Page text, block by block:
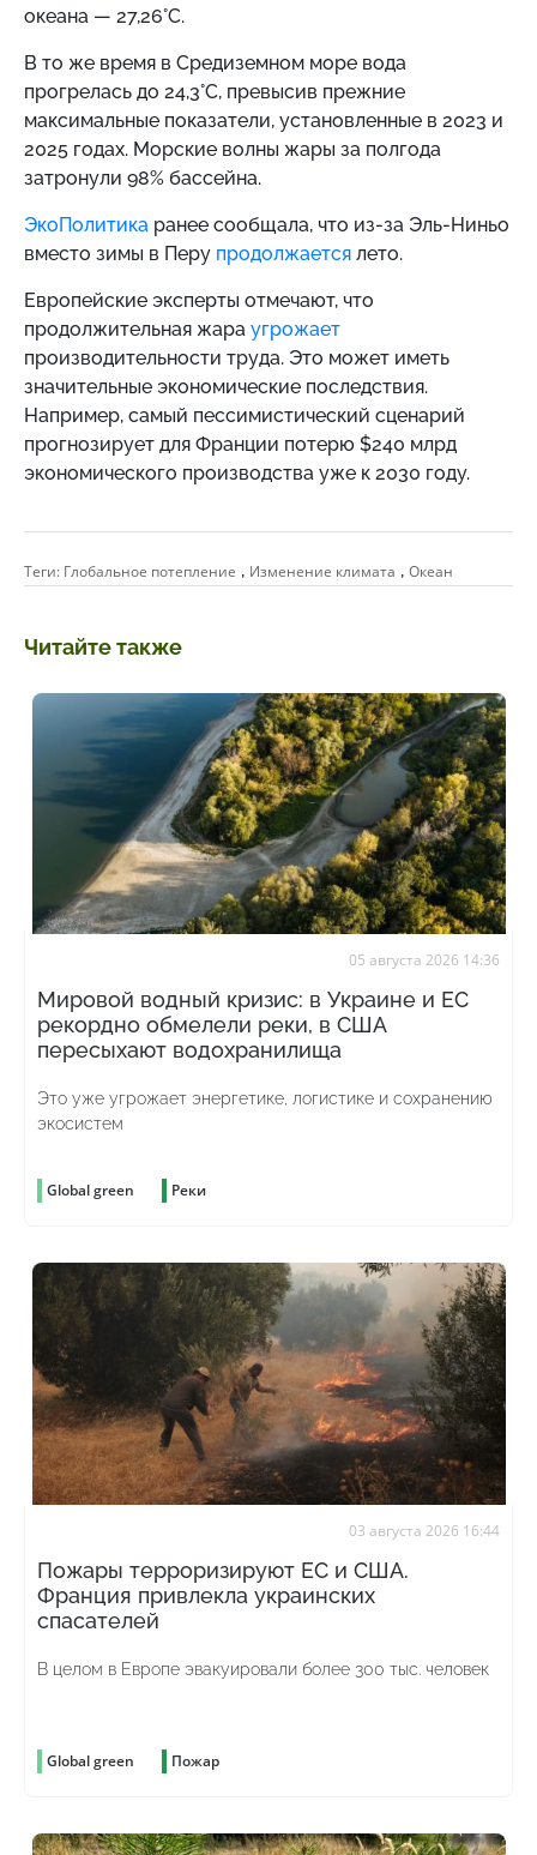
океана — 27,26°C.
В то же время в Средиземном море вода
прогрелась до 24,3°C, превысив прежние
максимальные показатели, установленные в 2023 и
2025 годах. Морские волны жары за полгода
затронули 98% бассейна.
ЭкоПолитика ранее сообщала, что из-за Эль-Ниньо
вместо зимы в Перу продолжается лето.
Европейские эксперты отмечают, что
продолжительная жара угрожает
производительности труда. Это может иметь
значительные экономические последствия.
Например, самый пессимистический сценарий
прогнозирует для Франции потерю $240 млрд
экономического производства уже к 2030 году.
Теги: Глобальное потепление , Изменение климата , Океан
Читайте также
05 августа 2026 14:36
Мировой водный кризис: в Украине и ЕС
рекордно обмелели реки, в США
пересыхают водохранилища
Это уже угрожает энергетике, логистике и сохранению
экосистем
Global green Реки
03 августа 2026 16:44
Пожары терроризируют ЕС и США.
Франция привлекла украинских
спасателей
В целом в Европе эвакуировали более 300 тыс. человек
Global green Пожар